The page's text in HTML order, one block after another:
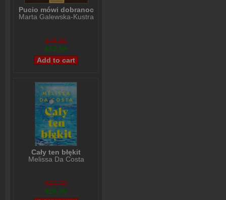
Pucio mówi dobranoc
Marta Galewska-Kustra
$15,99
$12,99
Cały ten błękit
Melissa Da Costa
$32,79
$26,98